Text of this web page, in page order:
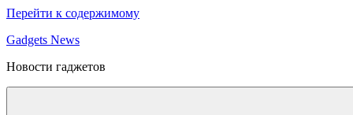
Перейти к содержимому
Gadgets News
Новости гаджетов